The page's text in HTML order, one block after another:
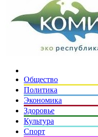
Общество
Политика
Экономика
Здоровье
Культура
Спорт